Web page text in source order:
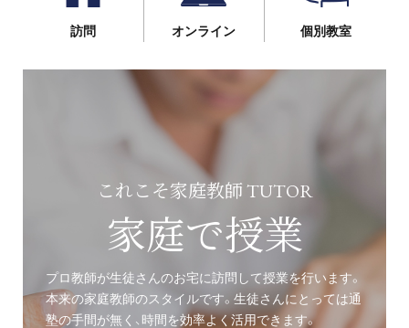
訪問 オンライン 個別教室
これこそ家庭教師 TUTOR
家庭で授業
プロ教師が生徒さんのお宅に訪問して授業を行います。
本来の家庭教師のスタイルです。生徒さんにとっては通
塾の手間が無く、時間を効率よく活用できます。